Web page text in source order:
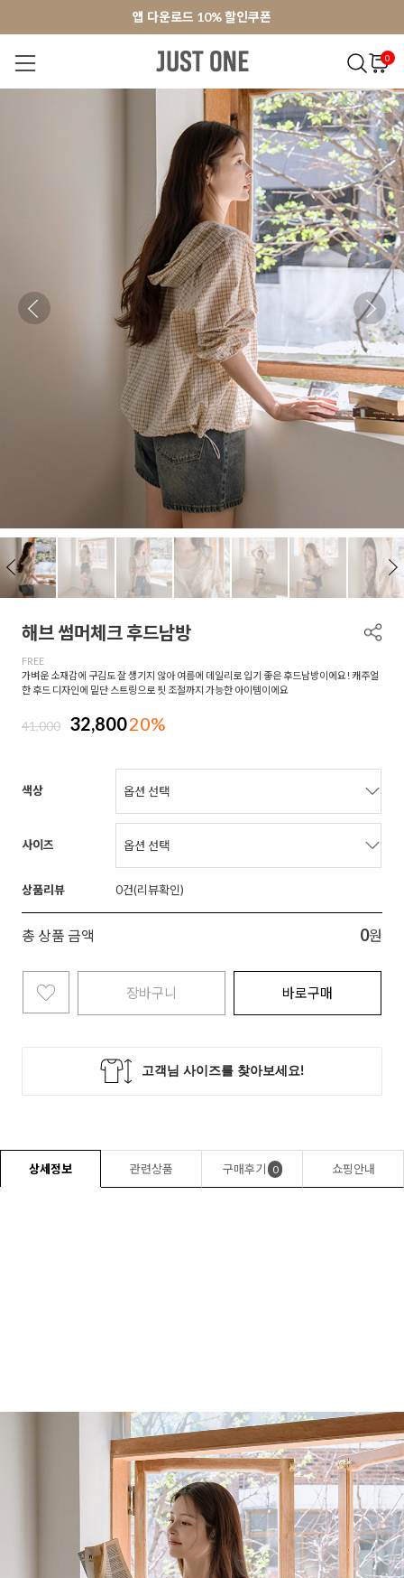
앱 다운로드 10% 할인쿠폰
회원가입 쿠폰 3000원
앱 다운로드 10% 할인쿠폰
회원가입 쿠폰 3000원
0
MADE . J 상의 팬츠 아
해브 썸머체크 후드남방
FREE
가벼운 소재감에 구김도 잘 생기지 않아 여름에 데일리로 입기 좋은 후드남방이에요! 캐주얼
한 후드 디자인에 밑단 스트링으로 핏 조절까지 가능한 아이템이에요
41,000 32,80020%
색상
사이즈
상품리뷰 0
총 상품 금액 0원
장바구니 바로구매
상세정보 관련상품 구매후기 0 쇼핑안내